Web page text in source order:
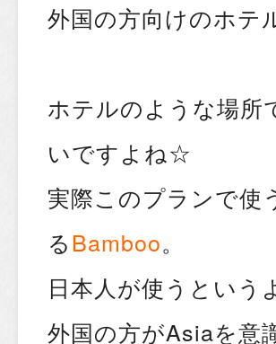
外国の方向けのホテ
ホテルのような場所
いですよね☆
実際このプランで使
るBamboo。
日本人が使うという
外国の方がAsiaを意